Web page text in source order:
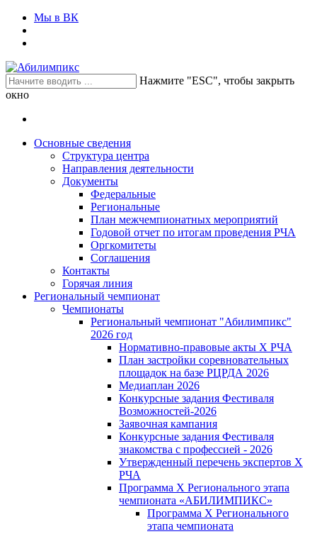
Мы в ВК
Нажмите "ESC", чтобы закрыть
окно
Основные сведения
Структура центра
Направления деятельности
Документы
Федеральные
Региональные
План межчемпионатных мероприятий
Годовой отчет по итогам проведения РЧА
Оргкомитеты
Соглашения
Контакты
Горячая линия
Региональный чемпионат
Чемпионаты
Региональный чемпионат "Абилимпикс"
2026 год
Нормативно-правовые акты Х РЧА
План застройки соревновательных
площадок на базе РЦРДА 2026
Медиаплан 2026
Конкурсные задания Фестиваля
Возможностей-2026
Заявочная кампания
Конкурсные задания Фестиваля
знакомства с профессией - 2026
Утвержденный перечень экспертов X
РЧА
Программа X Регионального этапа
чемпионата «АБИЛИМПИКС»
Программа X Регионального
этапа чемпионата